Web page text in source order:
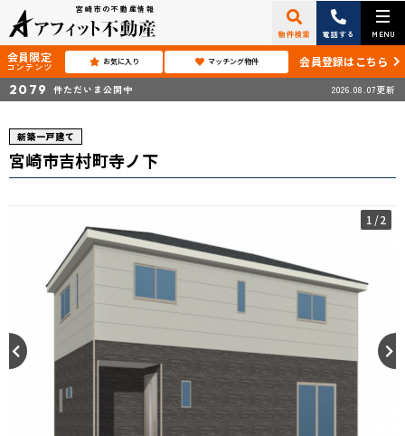
宮崎市の不動産情報
物件検索 電話する MENU
会員限定
コンテンツ お気に入り マッチング物件 会員登録はこちら
2079 件ただいま公開中 2026.08.07更新
新築一戸建て
宮崎市吉村町寺ノ下
1 /2